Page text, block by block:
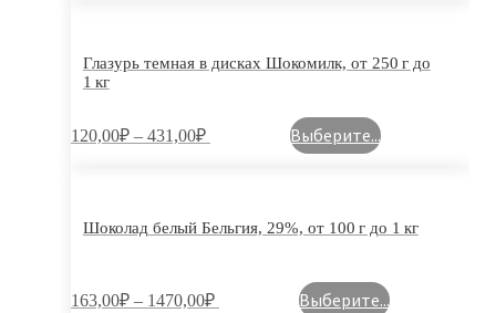
Глазурь темная в дисках Шокомилк, от 250 г до
1 кг
120,00₽ – 431,00₽ Выберите...
Шоколад белый Бельгия, 29%, от 100 г до 1 кг
163,00₽ – 1470,00₽ Выберите...